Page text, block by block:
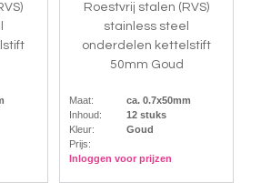
Roestvrij stalen (RVS)
stainless steel
onderdelen kettelstift
50mm Goud
Maat:
ca. 0.7x50mm
Inhoud:
12 stuks
Kleur:
Goud
Prijs:
Inloggen voor prijzen